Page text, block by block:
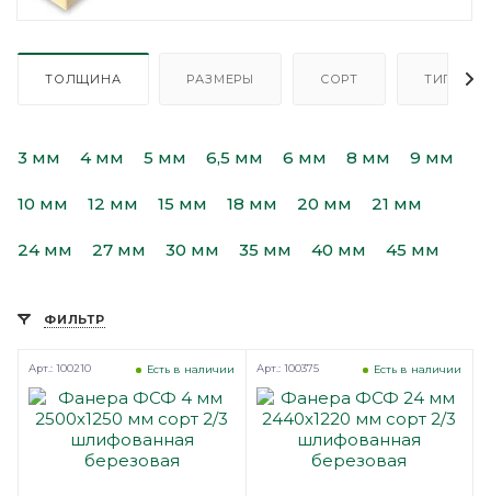
ТОЛЩИНА РАЗМЕРЫ СОРТ ТИП
3 мм 4 мм 5 мм 6,5 мм 6 мм 8 мм 9 мм
10 мм 12 мм 15 мм 18 мм 20 мм 21 мм
24 мм 27 мм 30 мм 35 мм 40 мм 45 мм
ФИЛЬТР
Есть в наличии
Арт.: 100210 Есть в наличии
Арт.: 100375